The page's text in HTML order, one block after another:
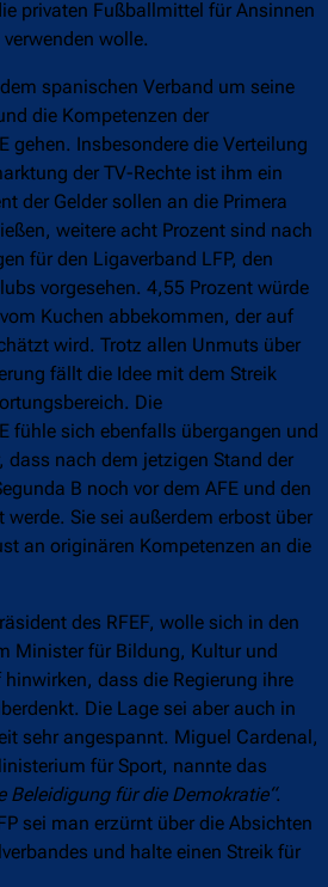
privaten Fußballmittel für Ansinnen
wolle.
spanischen Verband um seine
die Kompetenzen der
gehen. Insbesondere die Verteilung
der TV-Rechte ist ihm ein
der Gelder sollen an die Primera
weitere acht Prozent sind nach
für den Ligaverband LFP, den
vorgesehen. 4,55 Prozent würde
Kuchen abbekommen, der auf
wird. Trotz allen Unmuts über
fällt die Idee mit dem Streik
Die
fühle sich ebenfalls übergangen und
dass nach dem jetzigen Stand der
B noch vor dem AFE und den
werde. Sie sei außerdem erbost über
an originären Kompetenzen an die
des RFEF, wolle sich in den
Minister für Bildung, Kultur und
dass die Regierung ihre
Die Lage sei aber auch in
sehr angespannt. Miguel Cardenal,
für Sport, nannte das
Beleidigung für die Demokratie“.
sei man erzürnt über die Absichten
und halte einen Streik für